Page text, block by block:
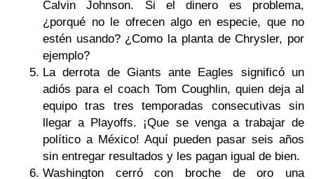
Calvin Johnson. Si el dinero es problema,
¿porqué no le ofrecen algo en especie, que no
estén usando? ¿Como la planta de Chrysler, por
ejemplo?
La derrota de Giants ante Eagles significó un
adiós para el coach Tom Coughlin, quien deja al
equipo tras tres temporadas consecutivas sin
llegar a Playoffs. ¡Que se venga a trabajar de
político a México! Aquí pueden pasar seis años
sin entregar resultados y les pagan igual de bien.
Washington cerró con broche de oro una